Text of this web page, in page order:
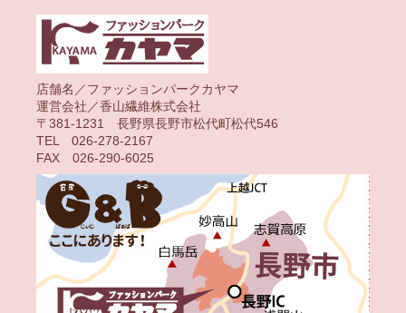
店舗名／ファッションパークカヤマ
運営会社／香山繊維株式会社
〒381-1231 長野県長野市松代町松代546
TEL 026-278-2167
FAX 026-290-6025